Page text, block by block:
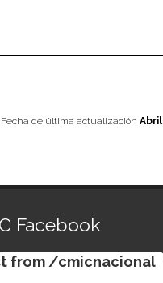
Fecha de última actualización Abril
Facebook
from /cmicnacional